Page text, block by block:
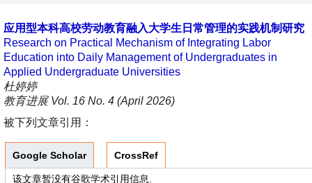
应用型本科高校劳动教育融入大学生日常管理的实践机制研究
Research on Practical Mechanism of Integrating Labor
Education into Daily Management of Undergraduates in
Applied Undergraduate Universities
杜婷婷
教育进展 Vol. 16 No. 4 (April 2026)
被下列文章引用：
Google Scholar CrossRef
该文章暂没有谷歌学术引用信息.